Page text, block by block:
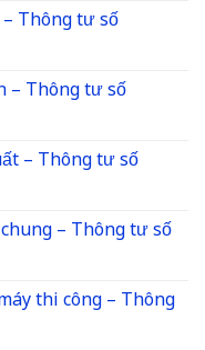
Thông tư số
– Thông tư số
– Thông tư số
– Thông tư số
thi công – Thông